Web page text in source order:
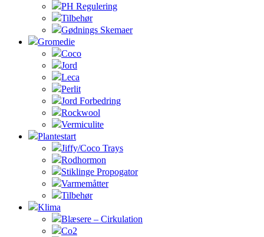
PH Regulering
Tilbehør
Gødnings Skemaer
Gromedie
Coco
Jord
Leca
Perlit
Jord Forbedring
Rockwool
Vermiculite
Plantestart
Jiffy/Coco Trays
Rodhormon
Stiklinge Propogator
Varmemåtter
Tilbehør
Klima
Blæsere – Cirkulation
Co2